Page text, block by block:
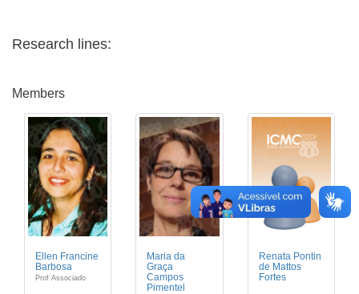
Research lines:
Members
Ellen Francine
Barbosa
Prof Associado
Maria da
Graça
Campos
Pimentel
Renata Pontin
de Mattos
Fortes